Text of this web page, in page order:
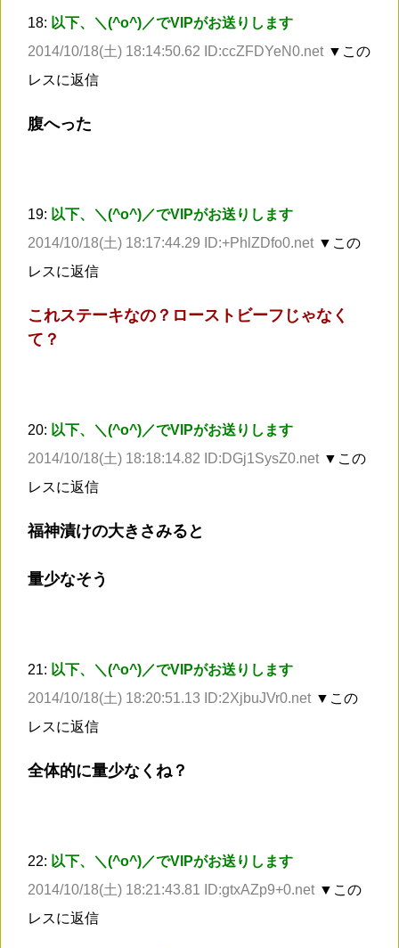
18: 以下、＼(^o^)／でVIPがお送りします
2014/10/18(土) 18:14:50.62 ID:ccZFDYeN0.net ▼この
レスに返信
腹へった
19: 以下、＼(^o^)／でVIPがお送りします
2014/10/18(土) 18:17:44.29 ID:+PhlZDfo0.net ▼この
レスに返信
これステーキなの？ローストビーフじゃなく
て？
20: 以下、＼(^o^)／でVIPがお送りします
2014/10/18(土) 18:18:14.82 ID:DGj1SysZ0.net ▼この
レスに返信
福神漬けの大きさみると
量少なそう
21: 以下、＼(^o^)／でVIPがお送りします
2014/10/18(土) 18:20:51.13 ID:2XjbuJVr0.net ▼この
レスに返信
全体的に量少なくね？
22: 以下、＼(^o^)／でVIPがお送りします
2014/10/18(土) 18:21:43.81 ID:gtxAZp9+0.net ▼この
レスに返信